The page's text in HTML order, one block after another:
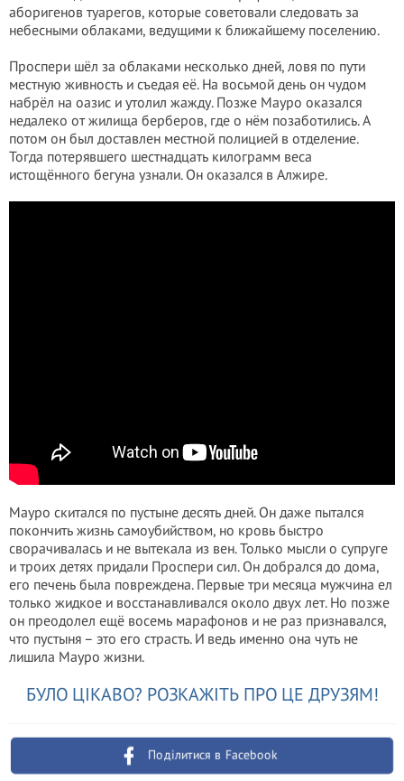
аборигенов туарегов, которые советовали следовать за
небесными облаками, ведущими к ближайшему поселению.
Проспери шёл за облаками несколько дней, ловя по пути
местную живность и съедая её. На восьмой день он чудом
набрёл на оазис и утолил жажду. Позже Мауро оказался
недалеко от жилища берберов, где о нём позаботились. А
потом он был доставлен местной полицией в отделение.
Тогда потерявшего шестнадцать килограмм веса
истощённого бегуна узнали. Он оказался в Алжире.
Мауро скитался по пустыне десять дней. Он даже пытался
покончить жизнь самоубийством, но кровь быстро
сворачивалась и не вытекала из вен. Только мысли о супруге
и троих детях придали Проспери сил. Он добрался до дома,
его печень была повреждена. Первые три месяца мужчина ел
только жидкое и восстанавливался около двух лет. Но позже
он преодолел ещё восемь марафонов и не раз признавался,
что пустыня – это его страсть. И ведь именно она чуть не
лишила Мауро жизни.
БУЛО ЦІКАВО? РОЗКАЖІТЬ ПРО ЦЕ ДРУЗЯМ!
Поділитися в Facebook